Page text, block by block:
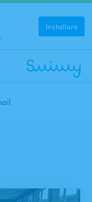
Installare